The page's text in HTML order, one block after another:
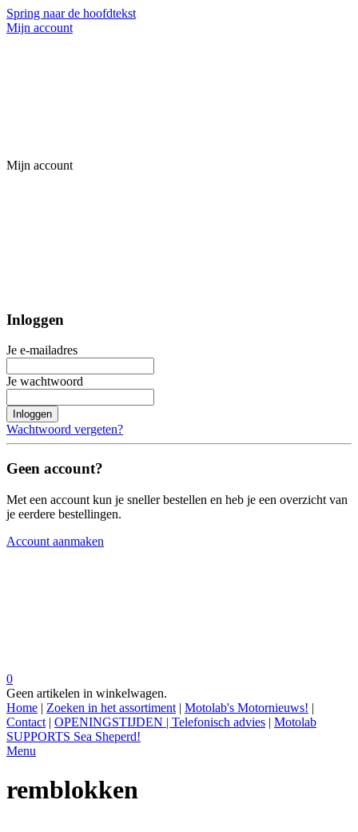
Spring naar de hoofdtekst
Mijn account
Mijn account
Inloggen
Je e-mailadres
Je wachtwoord
Inloggen
Wachtwoord vergeten?
Geen account?
Met een account kun je sneller bestellen en heb je een overzicht van
je eerdere bestellingen.
Account aanmaken
0
Geen artikelen in winkelwagen.
Home | Zoeken in het assortiment | Motolab's Motornieuws! |
Contact | OPENINGSTIJDEN | Telefonisch advies | Motolab
SUPPORTS Sea Sheperd!
Menu
remblokken